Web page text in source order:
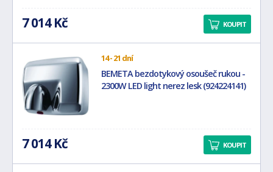
7 014 Kč KOUPIT
14 - 21 dní
BEMETA bezdotykový osoušeč rukou -
2300W LED light nerez lesk (924224141)
7 014 Kč KOUPIT